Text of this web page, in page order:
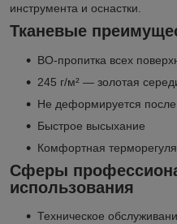
инструмента и оснастки.
Тканевые
ВО-пропитка всех
245 г/м² — золотая
Не деформируется после
Быстрое высыхание
Комфортная
Сферы
использования
Техническое